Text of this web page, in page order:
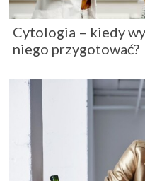
Cytologia – kiedy
niego przygotować?